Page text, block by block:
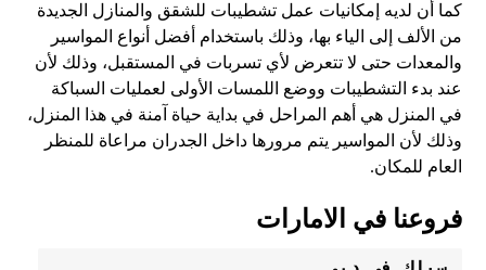
كما أن لديه إمكانيات عمل تشطيبات للشقق والمنازل الجديدة
من الألف إلى الياء بها، وذلك باستخدام أفضل أنواع المواسير
والمعدات حتى لا تتعرض لأي تسربات في المستقبل، وذلك لأن
عند بدء التشطيبات ووضع اللمسات الأولى لعمليات السباكة
في المنزل هي أهم المراحل في بداية حياة آمنة في هذا المنزل،
وذلك لأن المواسير يتم مرورها داخل الجدران مراعاة للمنظر
العام للمكان.
فروعنا في الامارات